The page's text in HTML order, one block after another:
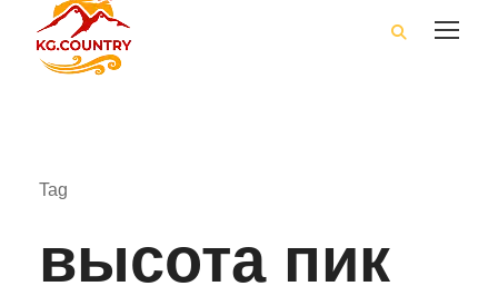
Tag
высота пик